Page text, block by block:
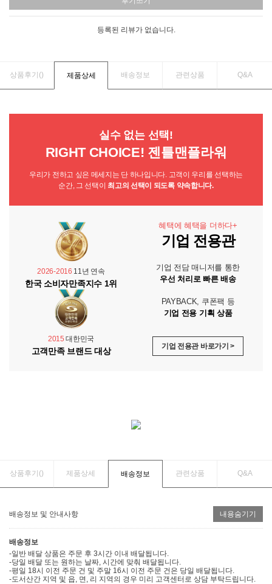
등록된 리뷰가 없습니다.
상품후기() 제품상세 배송정보 관련상품 Q&A
실수 없는 선택!
RIGHT CHOICE! 젠틀맨플라워
우리가 전하고 싶은 메세지는 단 하나입니다. 고객이 우리를 선택하는
순간, 그 선택이 최고의 선택이 되도록 약속합니다.
2026-2016 11년 연속
한국 소비자만족지수 1위
2015 대한민국
고객만족 브랜드 대상
혜택에 혜택을 더하다+
기업 전용관
기업 전담 매니저를 통한
우선 처리로 빠른 배송
PAYBACK, 쿠폰팩 등
기업 전용 기획 상품
기업 전용관 바로가기 >
상품후기() 제품상세 배송정보 관련상품 Q&A
배송정보 및 안내사항 내용숨기기
배송정보
-일반 배달 상품은 주문 후 3시간 이내 배달됩니다.
-당일 배달 또는 원하는 날짜, 시간에 맞춰 배달됩니다.
-평일 18시 이전 주문 건 및 주말 16시 이전 주문 건은 당일 배달됩니다.
-도서산간 지역 및 읍, 면, 리 지역의 경우 미리 고객센터로 상담 부탁드립니다.